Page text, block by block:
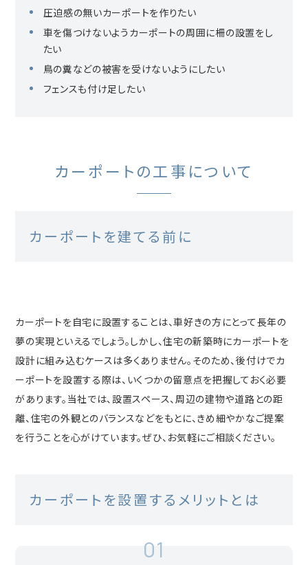
圧迫感の無いカーポートを作りたい
車を傷つけないようカーポートの周囲に柵の設置をし
たい
鳥の糞などの被害を受けないようにしたい
フェンスも付け足したい
カーポートの工事について
カーポートを建てる前に
カーポートを自宅に設置することは、車好きの方にとって長年の
夢の実現といえるでしょう。しかし、住宅の新築時にカーポートを
設計に組み込むケースは多くありません。そのため、後付けでカ
ーポートを設置する際は、いくつかの留意点を把握しておく必要
があります。当社では、設置スペース、周辺の建物や道路との距
離、住宅の外観とのバランスなどをもとに、きめ細やかなご提案
を行うことを心がけています。ぜひ、お気軽にご相談ください。
カーポートを設置するメリットとは
01